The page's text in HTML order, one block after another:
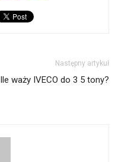
Następny artykuł
Ile waży IVECO do 3 5 tony?